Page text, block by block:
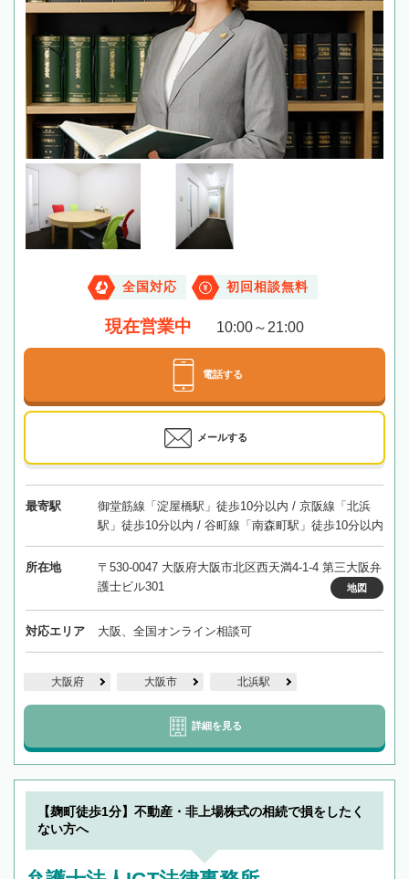
全国対応 初回相談無料
現在営業中 10:00～21:00
電話する
メールする
最寄駅
御堂筋線「淀屋橋駅」徒歩10分以内 / 京阪線「北浜
駅」徒歩10分以内 / 谷町線「南森町駅」徒歩10分以内
所在地
〒530-0047 大阪府大阪市北区西天満4-1-4 第三大阪弁
護士ビル301
地図
対応エリア 大阪、全国オンライン相談可
大阪府 大阪市 北浜駅
詳細を見る
【麹町徒歩1分】不動産・非上場株式の相続で損をしたく
ない方へ